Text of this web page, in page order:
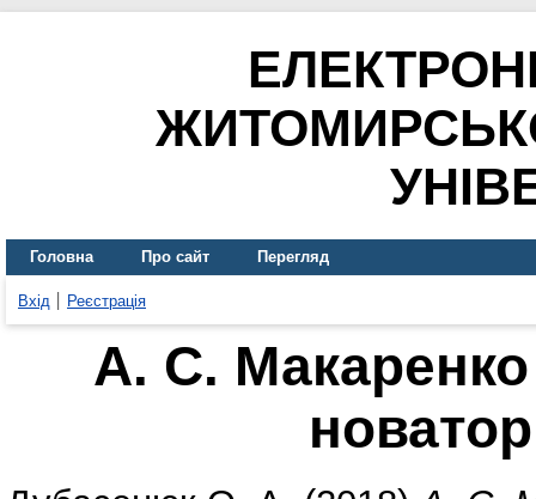
Головна Про сайт Перегляд
Вхід Реєстрація
А. С. Макаренко